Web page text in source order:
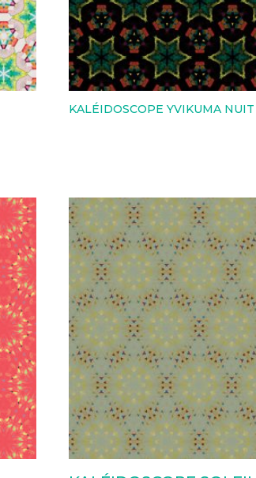
KALÉIDOSCOPE YVIKUMA NUIT